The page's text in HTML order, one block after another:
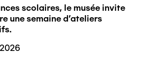
scolaires, le musée invite
une semaine d’ateliers